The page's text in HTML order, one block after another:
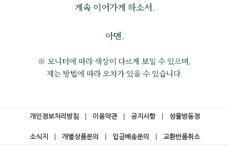
계속 이어가게 하소서.
아멘.
※ 모니터에 따라 색상이 다르게 보일 수 있으며,
재는 방법에 따라 오차가 있을 수 있습니다.
개인정보처리방침 이용약관 공지사항 성물방동정
소식지 개별상품문의 입금배송문의 교환반품취소